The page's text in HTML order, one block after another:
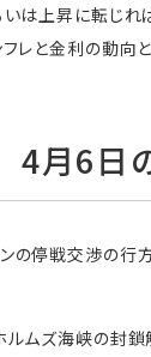
は上昇に転じれ
レと金利の動向
6日の
の停戦交渉の行
ルムズ海峡の封